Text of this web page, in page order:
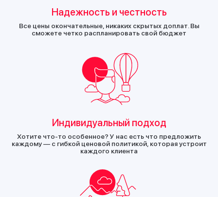
Надежность и честность
Все цены окончательные, никаких скрытых доплат. Вы
сможете четко распланировать свой бюджет
Индивидуальный подход
Хотите что-то особенное? У нас есть что предложить
каждому — с гибкой ценовой политикой, которая устроит
каждого клиента